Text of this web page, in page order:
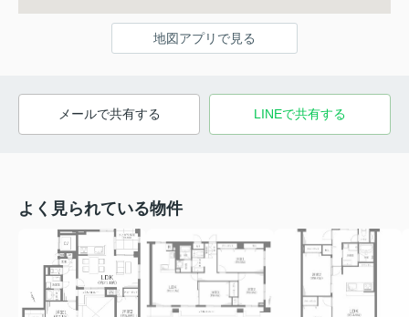
地図アプリで見る
メールで共有する LINEで共有する
よく見られている物件